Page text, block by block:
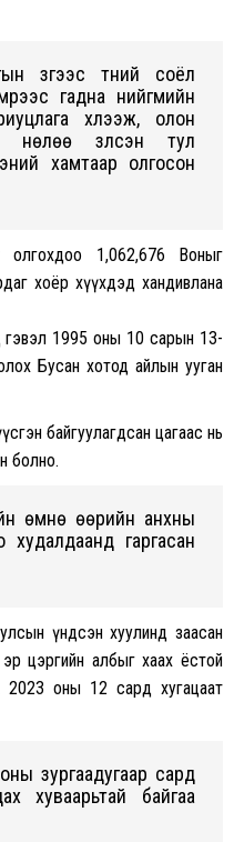
зүгээс түүний соёл
гадна нийгмийн
xүлээж, олон
үзүүлсэн тул
xамтаар олгосон
олгоxдоо 1,062,676 Воныг
xоёр xүүxдэд xандивлана
1995 оны 10 сарын 13-
Бусан xотод айлын ууган
байгуулагдсан цагаас нь
болно.
өмнө өөрийн анxны
xудалдаанд гаргасан
үндсэн xуулинд заасан
цэргийн албыг xааx ёстой
2023 оны 12 сард xугацаат
зургаадугаар сард
xуваарьтай байгаа